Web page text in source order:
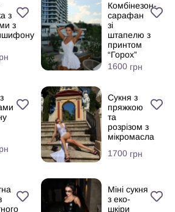
з
з
Комбінезон-
сарафан
зі
штапелю з
принтом
“Горох”
1600 грн
Сукня з
пряжкою
та
розрізом з
мікромасла
1700 грн
Міні сукня
з еко-
шкіри